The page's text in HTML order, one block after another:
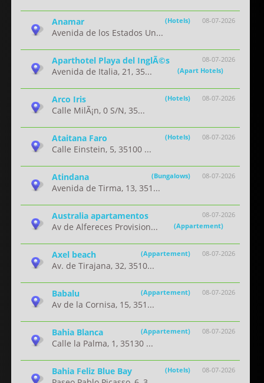
08-07-2026
Anamar (Hotels)
Avenida de los Estados Un...
08-07-2026
Aparthotel Playa del InglÃ©s
(Apart Hotels)
Avenida de Italia, 21, 35...
08-07-2026
Arco Iris (Hotels)
Calle MilÃ¡n, 0 S/N, 35...
08-07-2026
Ataitana Faro (Hotels)
Calle Einstein, 5, 35100 ...
08-07-2026
Atindana (Bungalows)
Avenida de Tirma, 13, 351...
08-07-2026
Australia apartamentos
(Appartement)
Av de Alfereces Provision...
08-07-2026
Axel beach (Appartement)
Av. de Tirajana, 32, 3510...
08-07-2026
Babalu (Appartement)
Av de la Cornisa, 15, 351...
08-07-2026
Bahia Blanca (Appartement)
Calle la Palma, 1, 35130 ...
08-07-2026
Bahia Feliz Blue Bay (Hotels)